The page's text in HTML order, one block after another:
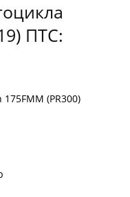
ПТС:
(PR300)